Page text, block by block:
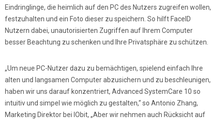
Eindringlinge, die heimlich auf den PC des Nutzers zugreifen wollen,
festzuhalten und ein Foto dieser zu speichern. So hilft FaceID
Nutzern dabei, unautorisierten Zugriffen auf Ihrem Computer
besser Beachtung zu schenken und Ihre Privatsphäre zu schützen.
„Um neue PC-Nutzer dazu zu bemächtigen, spielend einfach Ihre
alten und langsamen Computer abzusichern und zu beschleunigen,
haben wir uns darauf konzentriert, Advanced SystemCare 10 so
intuitiv und simpel wie möglich zu gestalten,“ so Antonio Zhang,
Marketing Direktor bei IObit, „Aber wir nehmen auch Rücksicht auf